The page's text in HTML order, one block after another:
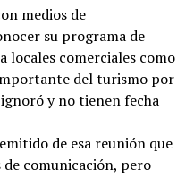
medios de
su programa de
locales comerciales como
del turismo por
y no tienen fecha
de esa reunión que
comunicación, pero